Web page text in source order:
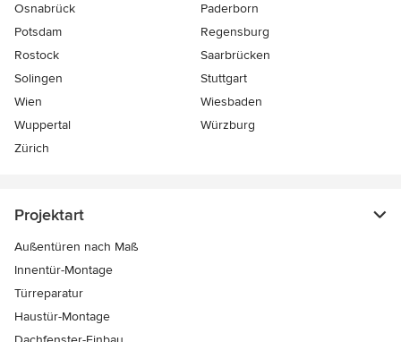
Osnabrück
Paderborn
Potsdam
Regensburg
Rostock
Saarbrücken
Solingen
Stuttgart
Wien
Wiesbaden
Wuppertal
Würzburg
Zürich
Projektart
Außentüren nach Maß
Innentür-Montage
Türreparatur
Haustür-Montage